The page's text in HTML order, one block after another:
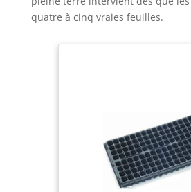
quatre à cinq vraies feuilles.